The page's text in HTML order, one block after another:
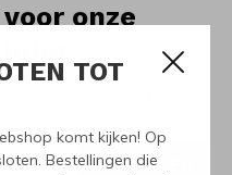
TOT
komt kijken! Op
Bestellingen die
onze
en promoties
ABONNEER